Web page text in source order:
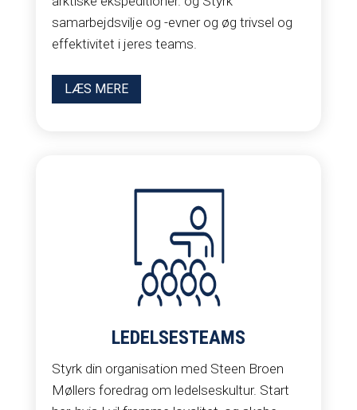
samarbejdsvilje og -evner og øg trivsel og
effektivitet i jeres teams.
LÆS MERE
LEDELSESTEAMS
Styrk din organisation med Steen Broen
Møllers foredrag om ledelseskultur. Start